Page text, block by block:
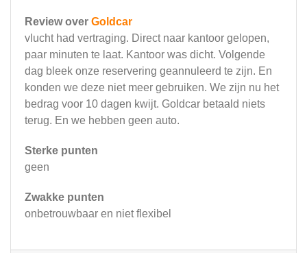
Review over Goldcar
vlucht had vertraging. Direct naar kantoor gelopen,
paar minuten te laat. Kantoor was dicht. Volgende
dag bleek onze reservering geannuleerd te zijn. En
konden we deze niet meer gebruiken. We zijn nu het
bedrag voor 10 dagen kwijt. Goldcar betaald niets
terug. En we hebben geen auto.
Sterke punten
geen
Zwakke punten
onbetrouwbaar en niet flexibel